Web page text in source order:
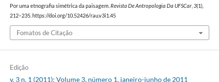
Por uma etnografia simétrica da paisagem. Revista De Antropologia Da UFSCar, 3(1),
212–235. https://doi.org/10.52426/rau.v3i1.45
Fomatos de Citação
Edição
v. 3 n. 1 (2011): Volume 3, número 1, janeiro-junho de 2011